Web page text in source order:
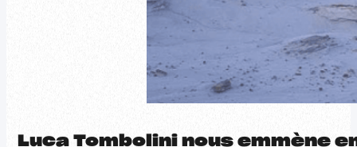
Luca Tombolini nous emmène